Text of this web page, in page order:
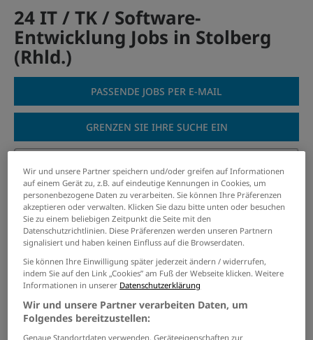
24 IT / TK / Software-
Entwicklung Jobs in Stolberg
(Rhld.)
PASSENDE JOBS PER E-MAIL
GRENZEN SIE IHRE SUCHE EIN
Bachelorand Machine Learning
CFD (m/w/d)
08.08.2026 /Enrichment Technology Company
Limited / Jülich
Junior IT-Servicetechniker -
Software / Kundensupport
(m/w/d)
07.08.2026 /Workwise GmbH / Alsdorf
Wir und unsere Partner speichern und/oder greifen auf Informationen
auf einem Gerät zu, z.B. auf eindeutige Kennungen in Cookies, um
personenbezogene Daten zu verarbeiten. Sie können Ihre Präferenzen
akzeptieren oder verwalten. Klicken Sie dazu bitte unten oder besuchen
Sie zu einem beliebigen Zeitpunkt die Seite mit den
Datenschutzrichtlinien. Diese Präferenzen werden unseren Partnern
signalisiert und haben keinen Einfluss auf die Browserdaten.
Sie können Ihre Einwilligung später jederzeit ändern / widerrufen,
indem Sie auf den Link „Cookies” am Fuß der Webseite klicken. Weitere
Informationen in unserer Datenschutzerklärung
Wir und unsere Partner verarbeiten Daten, um
Folgendes bereitzustellen:
Genaue Standortdaten verwenden. Geräteeigenschaften zur